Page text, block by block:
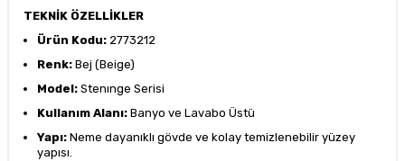
TEKNİK ÖZELLİKLER
Ürün Kodu: 2773212
Renk: Bej (Beige)
Model: Stenınge Serisi
Kullanım Alanı: Banyo ve Lavabo Üstü
Yapı: Neme dayanıklı gövde ve kolay temizlenebilir yüzey
yapısı.